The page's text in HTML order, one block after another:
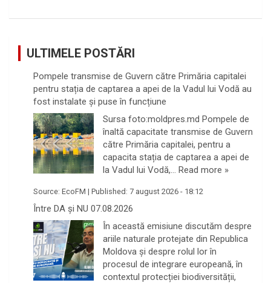
ULTIMELE POSTĂRI
Pompele transmise de Guvern către Primăria capitalei
pentru stația de captarea a apei de la Vadul lui Vodă au
fost instalate și puse în funcțiune
Sursa foto:moldpres.md Pompele de
înaltă capacitate transmise de Guvern
către Primăria capitalei, pentru a
capacita stația de captarea a apei de
la Vadul lui Vodă,… Read more »
Source: EcoFM | Published: 7 august 2026 - 18:12
Între DA și NU 07.08.2026
În această emisiune discutăm despre
ariile naturale protejate din Republica
Moldova și despre rolul lor în
procesul de integrare europeană, în
contextul protecției biodiversității,